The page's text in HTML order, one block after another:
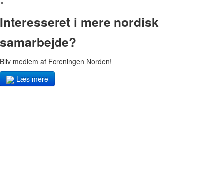
Interesseret i mere nordisk
samarbejde?
Bliv medlem af Foreningen Norden!
Læs mere